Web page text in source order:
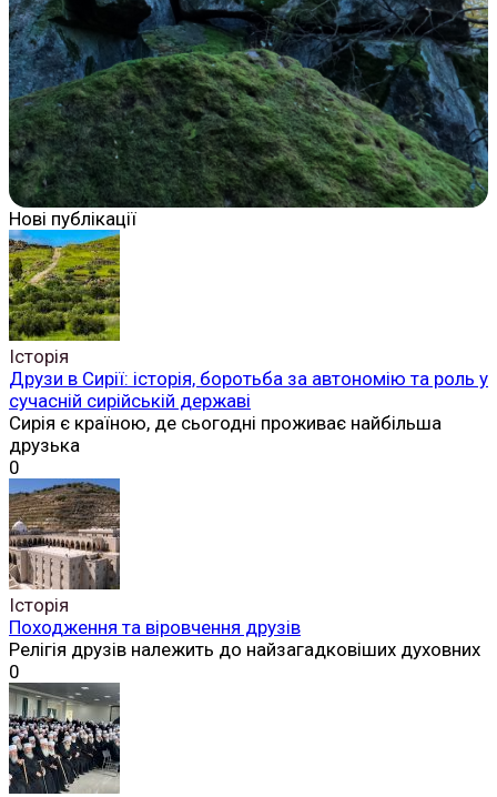
Нові публікації
Історія
Друзи в Сирії: історія, боротьба за автономію та роль у
сучасній сирійській державі
Сирія є країною, де сьогодні проживає найбільша
друзька
0
Історія
Походження та віровчення друзів
Релігія друзів належить до найзагадковіших духовних
0